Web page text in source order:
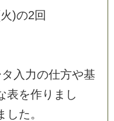
火)の2回
タ 入 力の仕方や基
表を作り ま し
した。